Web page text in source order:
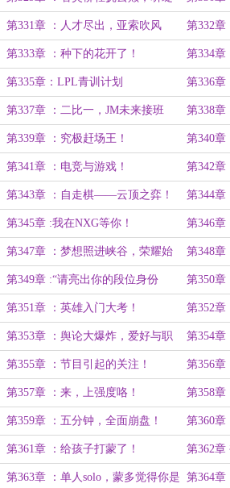
灵花与清风共舞。
第331章 ：人才尽出，亚索吹风
闪！
第332章
常有！
第333章 ：种下的花开了！ 第334章
第335章：LPL青训计划 第336章
第337章 ：二比一，JM未来接班
人？
第338
集锦》！
第339章 ：究极赶场王！ 第340章
第341章 ：电竞与游戏！ 第342章
第343章 ：自走棋——云顶之弈！ 第344章
第345章 :我在NXG等你！ 第346
第347章 ：梦想照进峡谷，荣耀始
于足下！
第348章
第349章 :“请亮出你的段位身份
证！”
第350章
了！
第351章 ：英雄入门大考！ 第352章
第353章 ：舆论大爆炸，爱好与职
业的差距！
第354章
第355章 ：节目引起的关注！ 第356
笑吗？
第357章 ：来，上强度咯！ 第358章
竞！
第359章 ：五分钟，全面崩盘！ 第360章
第361章 ：给孩子打蒙了！ 第362章
第363章 ：单人solo，蒙多觉得你是 第364章